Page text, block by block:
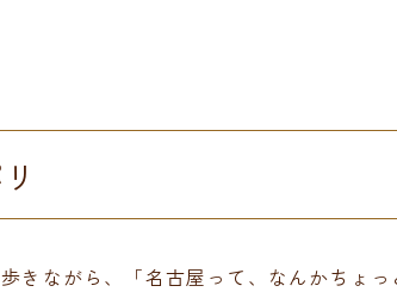
きながら、「名古屋って、なんかちょっ